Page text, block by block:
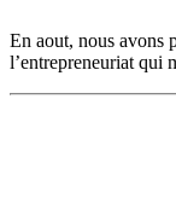
En aout, nous avons
l’entrepreneuriat qui